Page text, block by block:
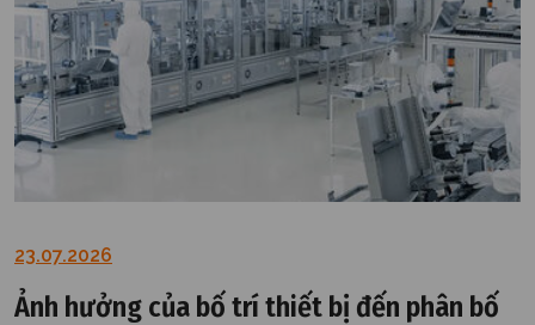
23.07.2026
Ảnh hưởng của bố trí thiết bị đến phân bố